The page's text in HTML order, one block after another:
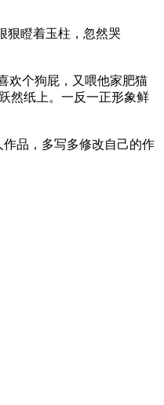
狠瞪着玉柱，忽然哭
欢个狗屁，又喂他家肥猫
然纸上。一反一正形象鲜
品，多写多修改自己的作